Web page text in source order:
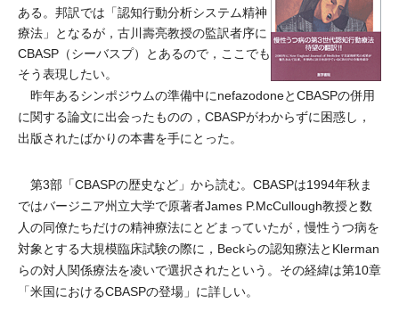
ある。邦訳では「認知行動分析システム精神
療法」となるが，古川壽亮教授の監訳者序に
CBASP（シーバスプ）とあるので，ここでも
そう表現したい。
昨年あるシンポジウムの準備中にnefazodoneとCBASPの併用
に関する論文に出会ったものの，CBASPがわからずに困惑し，
出版されたばかりの本書を手にとった。
第3部「CBASPの歴史など」から読む。CBASPは1994年秋ま
ではバージニア州立大学で原著者James P.McCullough教授と数
人の同僚たちだけの精神療法にとどまっていたが，慢性うつ病を
対象とする大規模臨床試験の際に，Beckらの認知療法とKlerman
らの対人関係療法を凌いで選択されたという。その経緯は第10章
「米国におけるCBASPの登場」に詳しい。